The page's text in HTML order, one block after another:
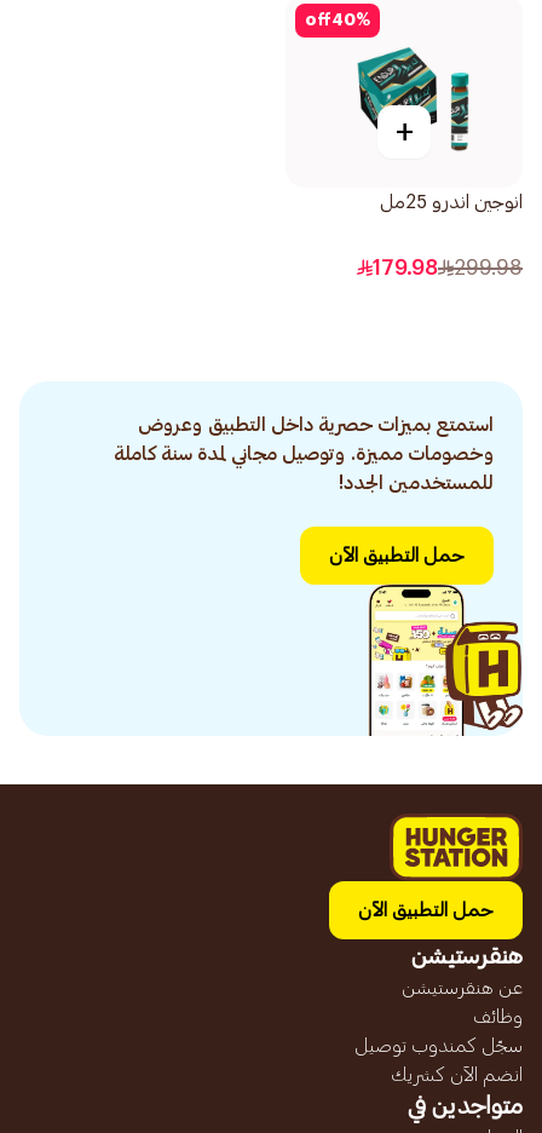
40%
off
+
انوجين اندرو 25مل
299.98
179.98
استمتع بميزات حصرية داخل التطبيق وعروض
وخصومات مميزة. وتوصيل مجاني لمدة سنة كاملة
للمستخدمين الجدد!
حمل التطبيق الآن
حمل التطبيق الآن
هنقرستيشن
عن هنقرستيشن
وظائف
سجّل كمندوب توصيل
انضم الآن كشريك
متواجدين في